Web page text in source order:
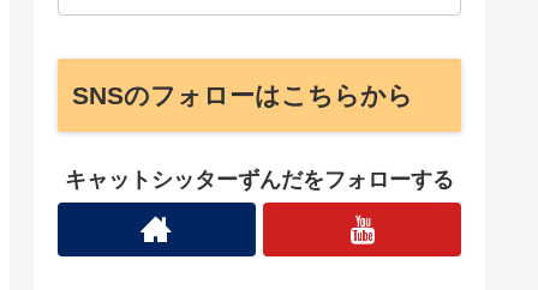
SNSのフォローはこちらから
キャットシッターずんだをフォローする